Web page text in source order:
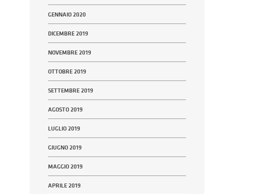
GENNAIO 2020
DICEMBRE 2019
NOVEMBRE 2019
OTTOBRE 2019
SETTEMBRE 2019
AGOSTO 2019
LUGLIO 2019
GIUGNO 2019
MAGGIO 2019
APRILE 2019